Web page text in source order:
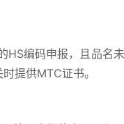
编码申报，且品名
提供MTC证书。